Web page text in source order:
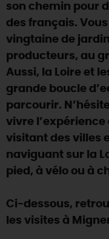
son chemin pour
des français.
vingtaine de
producteurs, au
Aussi, la Loire et
grande boucle
parcourir.
vivre l’expérience
visitant des villes
naviguant sur la
pied, à vélo ou à
Ci-dessous,
les visites à